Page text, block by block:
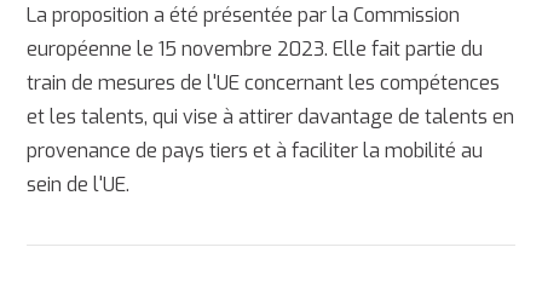
La proposition a été présentée par la Commission
européenne le 15 novembre 2023. Elle fait partie du
train de mesures de l'UE concernant les compétences
et les talents, qui vise à attirer davantage de talents en
provenance de pays tiers et à faciliter la mobilité au
sein de l'UE.